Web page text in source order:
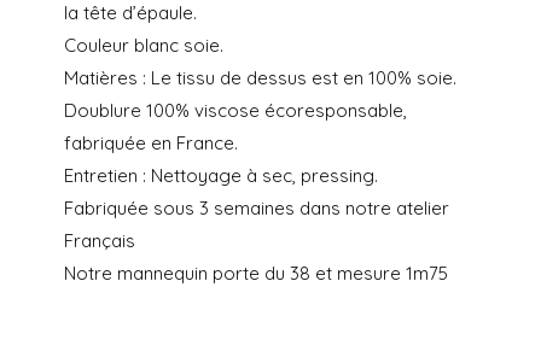
la tête d’épaule.
Couleur blanc soie.
Matières : Le tissu de dessus est en 100% soie.
Doublure 100% viscose écoresponsable,
fabriquée en France.
Entretien : Nettoyage à sec, pressing.
Fabriquée sous 3 semaines dans notre atelier
Français
Notre mannequin porte du 38 et mesure 1m75